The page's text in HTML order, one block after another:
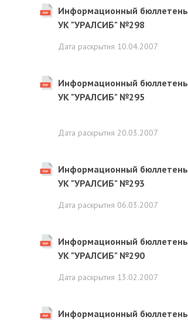
Информационный бюллетень
УК "УРАЛСИБ" №298
Дата раскрытия 10.04.2007
Информационный бюллетень
УК "УРАЛСИБ" №295
Дата раскрытия 20.03.2007
Информационный бюллетень
УК "УРАЛСИБ" №293
Дата раскрытия 06.03.2007
Информационный бюллетень
УК "УРАЛСИБ" №290
Дата раскрытия 13.02.2007
Информационный бюллетень